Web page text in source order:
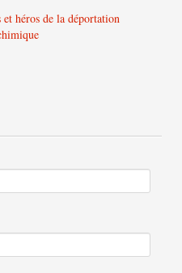
héros de la déportation